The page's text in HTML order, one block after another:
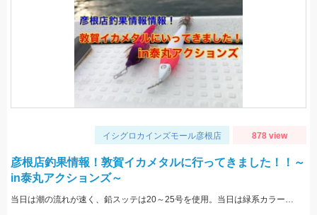
イシグロカインズモール彦根店 878 view
彦根店釣果情報！敦賀イカメタルに行ってきました！！～
in泰丸アクションズ～
当日は潮の流れが速く、鉛スッテは20～25号を使用。当日は緑系カラーのスッテやエギに好反応。